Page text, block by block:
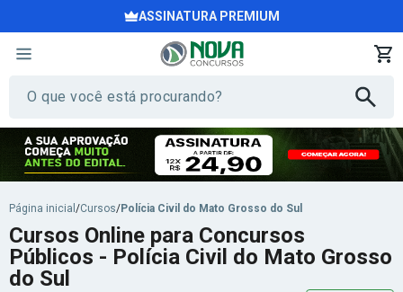
ASSINATURA PREMIUM
Página inicial /Cursos/Polícia Civil do Mato Grosso do Sul
Cursos Online para Concursos
Públicos - Polícia Civil do Mato Grosso
do Sul